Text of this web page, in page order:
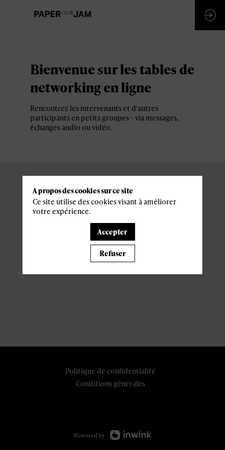
Bienvenue sur les tables de
networking en ligne
Rencontrez les intervenants et d'autres
participants en petits groupes - via messages,
échanges audio ou vidéo.
Politique de confidentialité
Conditions générales
Powered by
A propos des cookies sur ce site
Ce site utilise des cookies visant à améliorer
votre expérience.
Accepter
Refuser